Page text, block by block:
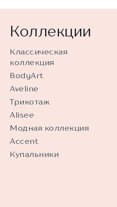
Коллекции
Классическая
коллекция
BodyArt
Aveline
Трикотаж
Alisee
Модная коллекция
Accent
Купальники